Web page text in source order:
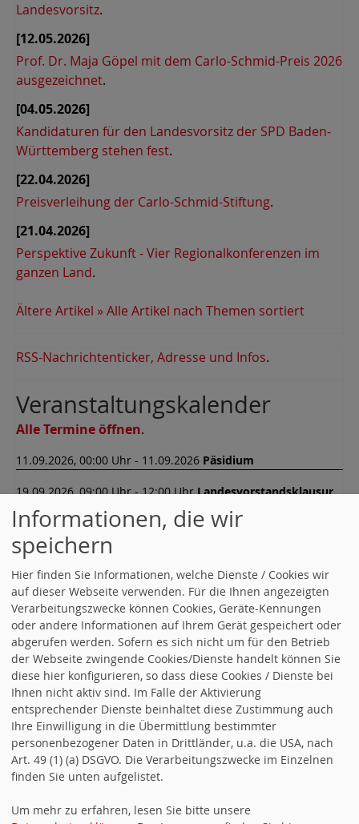
Landesvorsitz.
[12.05.2026]
Prof. Dr. Maja Göpel mit dem Carlo-Schmid-Preis 2026
ausgezeichnet.
[04.05.2026]
Kandidaturen für den Landesvorsitz der SPD Baden-
Württemberg stehen fest.
[22.04.2026]
Preisverleihung der Carlo-Schmid-Stiftung.
[21.04.2026]
Perspektive Zukunft - Vier Regionalkonferenzen im
ganzen Land.
Ältere Artikel » Alle Artikel nach Themen sortiert
RSS-Nachrichtenticker, Adresse und Infos.
Veranstaltungskalender
Alle Termine öffnen.
11.09.2026, 00:00 Uhr - 11.09.2026 Päsidium
19.09.2026, 09:00 Uhr - 12:00 UhrLandesvorstandsklausur
02.10.2026, 17:00 Uhr - 19:00 UhrPräsidium
Alle Termine
Nachrichten aus
Baden.Württemberg
kirk.unaone.net | Kundenmenü
Die angeforderte Domain konnte auf diesem
Server nicht gefunden werden.
Informationen, die wir
speichern
Hier finden Sie Informationen, welche Dienste / Cookies wir
auf dieser Webseite verwenden. Für die Ihnen angezeigten
Verarbeitungszwecke können Cookies, Geräte-Kennungen
oder andere Informationen auf Ihrem Gerät gespeichert oder
abgerufen werden. Sofern es sich nicht um für den Betrieb
der Webseite zwingende Cookies/Dienste handelt können Sie
diese hier konfigurieren, so dass diese Cookies / Dienste bei
Ihnen nicht aktiv sind. Im Falle der Aktivierung
entsprechender Dienste beinhaltet diese Zustimmung auch
Ihre Einwilligung in die Übermittlung bestimmter
personenbezogener Daten in Drittländer, u.a. die USA, nach
Art. 49 (1) (a) DSGVO. Die Verarbeitungszwecke im Einzelnen
finden Sie unten aufgelistet.
Um mehr zu erfahren, lesen Sie bitte unsere